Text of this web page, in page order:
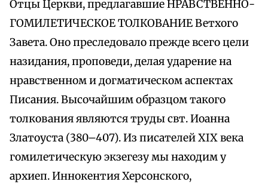
Отцы Церкви, предлагавшие НРАВСТВЕННО-
ГОМИЛЕТИЧЕСКОЕ ТОЛКОВАНИЕ Ветхого
Завета. Оно преследовало прежде всего цели
назидания, проповеди, делая ударение на
нравственном и догматическом аспектах
Писания. Высочайшим образцом такого
толкования являются труды свт. Иоанна
Златоуста (380–407). Из писателей XIX века
гомилетическую экзегезу мы находим у
архиеп. Иннокентия Херсонского,